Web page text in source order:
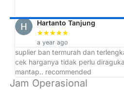
Hartanto Tanjung
★★★★★
a year ago
suplier ban termurah dan
cek harganya tidak perlu
mantap.. recommended
Jam Operasional